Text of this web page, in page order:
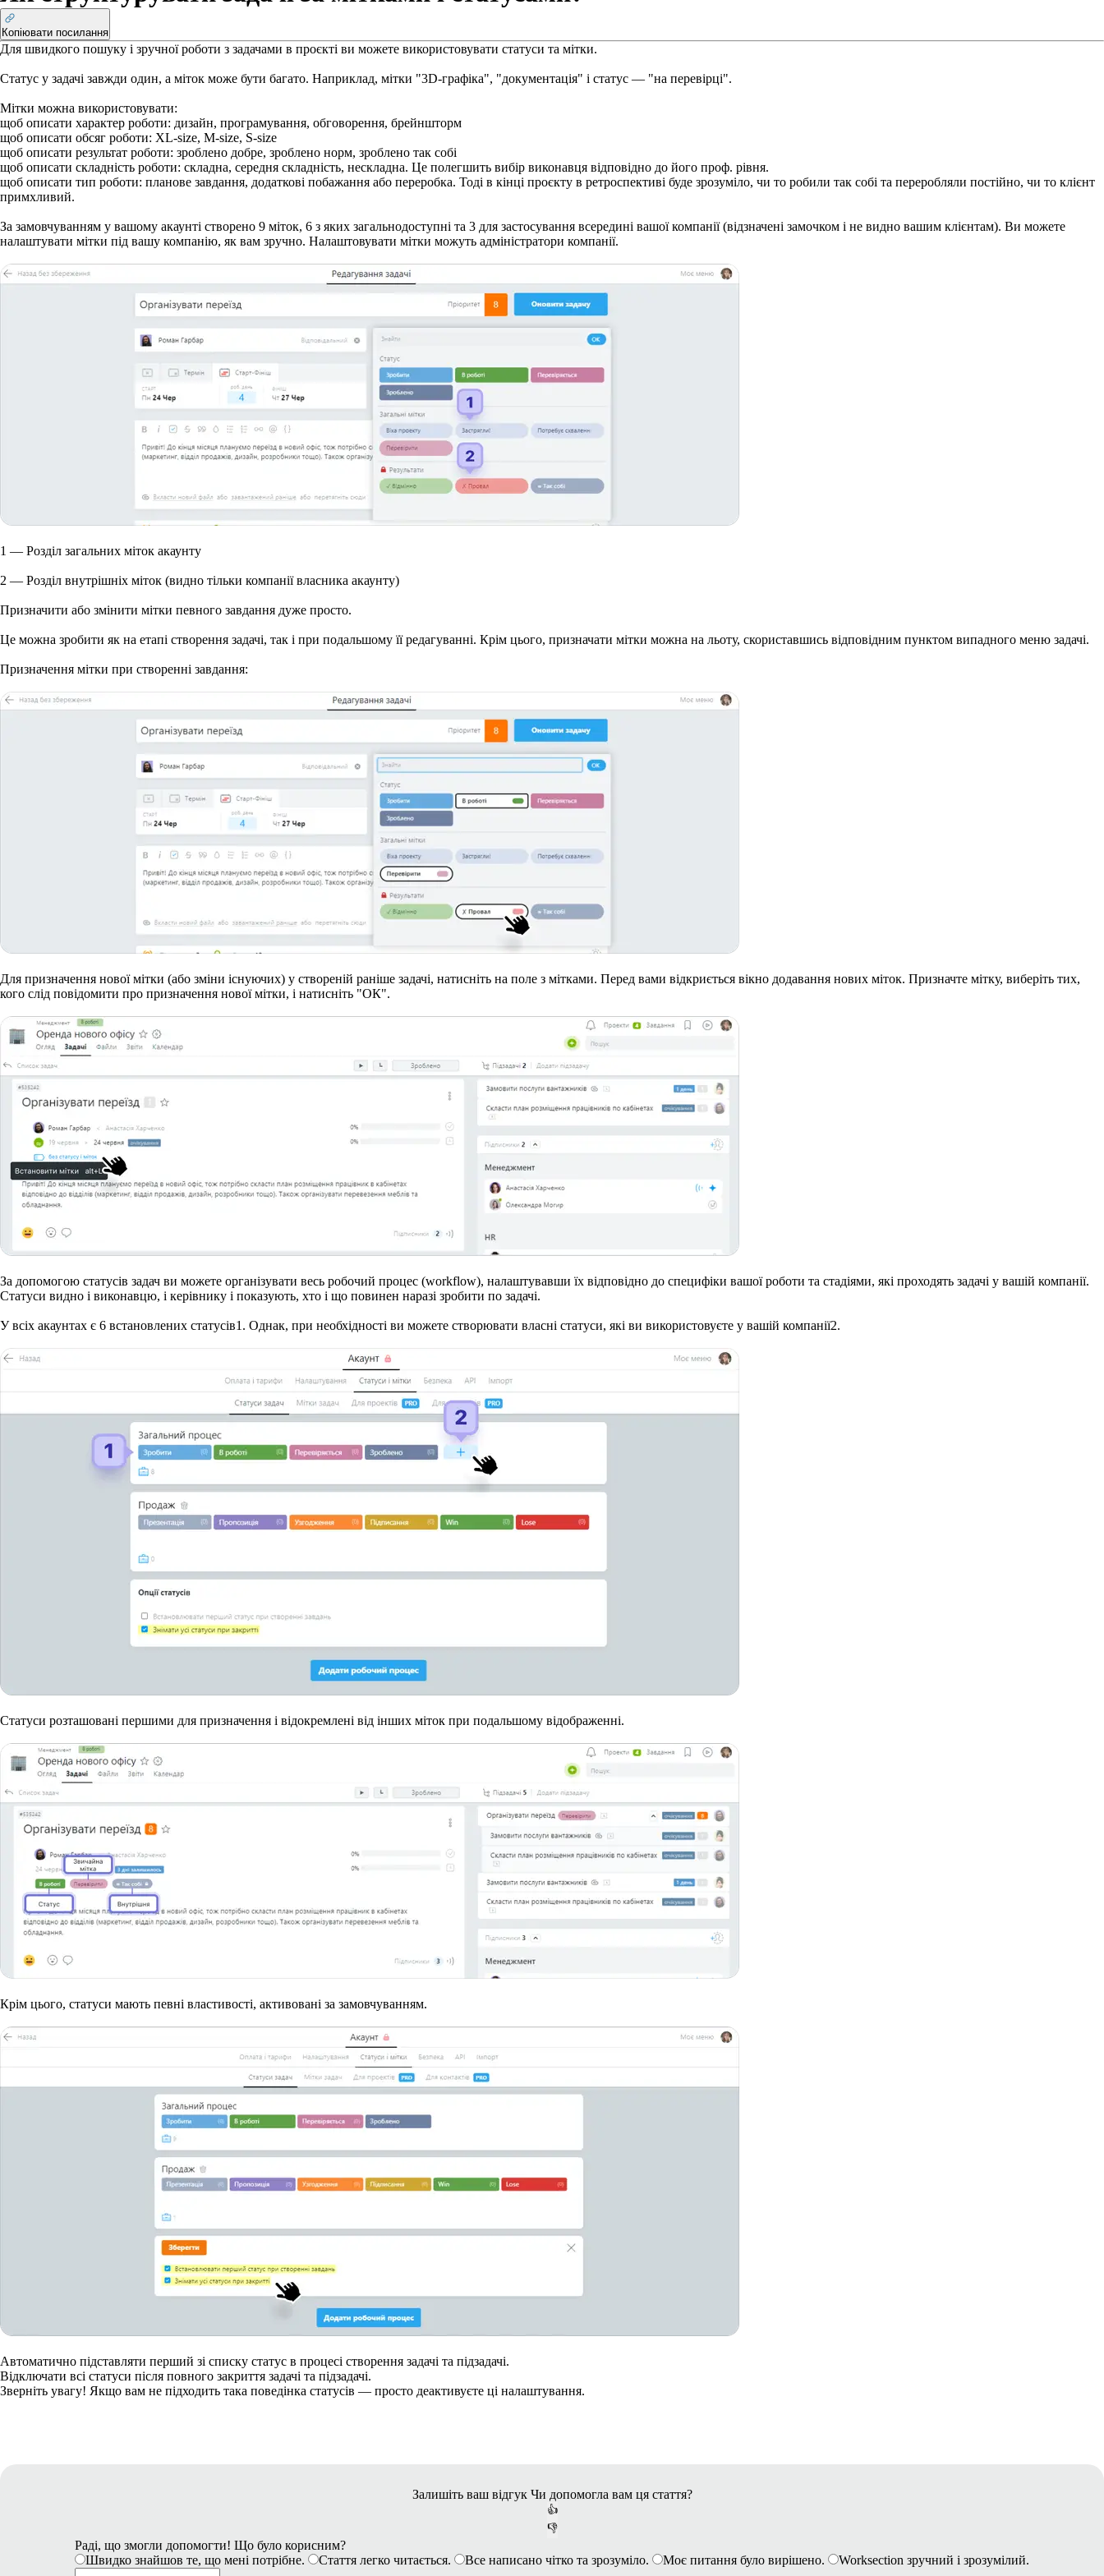
Копіювати посилання
Для швидкого пошуку і зручної роботи з задачами в проєкті ви можете використовувати статуси та мітки.
Статус у задачі завжди один, а міток може бути багато. Наприклад, мітки "3D-графіка", "документація" і статус — "на перевірці".
Мітки можна використовувати:
щоб описати характер роботи: дизайн, програмування, обговорення, брейншторм
щоб описати обсяг роботи: XL-size, M-size, S-size
щоб описати результат роботи: зроблено добре, зроблено норм, зроблено так собі
щоб описати складність роботи: складна, середня складність, нескладна. Це полегшить вибір виконавця відповідно до його проф. рівня.
щоб описати тип роботи: планове завдання, додаткові побажання або переробка. Тоді в кінці проєкту в ретроспективі буде зрозуміло, чи то робили так собі та переробляли постійно, чи то клієнт
примхливий.
За замовчуванням у вашому акаунті створено 9 міток, 6 з яких загальнодоступні та 3 для застосування всередині вашої компанії (відзначені замочком і не видно вашим клієнтам). Ви можете
налаштувати мітки під вашу компанію, як вам зручно. Налаштовувати мітки можуть адміністратори компанії.
1 — Розділ загальних міток акаунту
2 — Розділ внутрішніх міток (видно тільки компанії власника акаунту)
Призначити або змінити мітки певного завдання дуже просто.
Це можна зробити як на етапі створення задачі, так і при подальшому її редагуванні. Крім цього, призначати мітки можна на льоту, скориставшись відповідним пунктом випадного меню задачі.
Призначення мітки при створенні завдання:
Для призначення нової мітки (або зміни існуючих) у створеній раніше задачі, натисніть на поле з мітками. Перед вами відкриється вікно додавання нових міток. Призначте мітку, виберіть тих,
кого слід повідомити про призначення нової мітки, і натисніть "ОК".
За допомогою статусів задач ви можете організувати весь робочий процес (workflow), налаштувавши їх відповідно до специфіки вашої роботи та стадіями, які проходять задачі у вашій компанії.
Статуси видно і виконавцю, і керівнику і показують, хто і що повинен наразі зробити по задачі.
У всіх акаунтах є 6 встановлених статусів1 . Однак, при необхідності ви можете створювати власні статуси, які ви використовуєте у вашій компанії2.
Статуси розташовані першими для призначення і відокремлені від інших міток при подальшому відображенні.
Крім цього, статуси мають певні властивості, активовані за замовчуванням.
Автоматично підставляти перший зі списку статус в процесі створення задачі та підзадачі.
Відключати всі статуси після повного закриття задачі та підзадачі.
Зверніть увагу! Якщо вам не підходить така поведінка статусів — просто деактивуєте ці налаштування.
Залишіть ваш відгук Чи допомогла вам ця стаття?
👍
👎
Раді, що змогли допомогти! Що було корисним?
Швидко знайшов те, що мені потрібне.
Стаття легко читається. Все написано чітко та зрозуміло. Моє питання було вирішено. Worksection зручний і зрозумілий.